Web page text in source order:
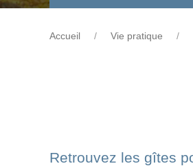
Accueil Vie pratique
Retrouvez les gîtes